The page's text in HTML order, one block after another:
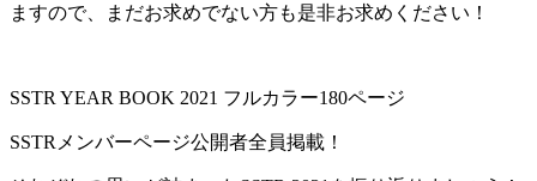
ますので、まだお求めでない方も是非お求めください！
SSTR YEAR BOOK 2021 フルカラー180ページ
SSTRメンバーページ公開者全員掲載！